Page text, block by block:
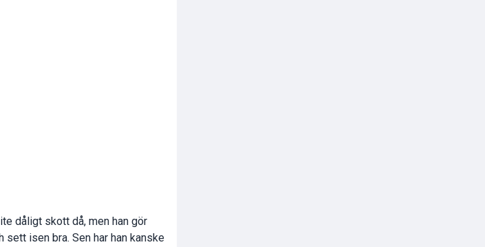
dåligt skott då, men han gör
isen bra. Sen har han kanske